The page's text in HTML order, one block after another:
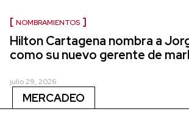
NOMBRAMIENTOS
Hilton Cartagena nombra a
como su nuevo gerente de
julio 29, 2026
MERCADEO